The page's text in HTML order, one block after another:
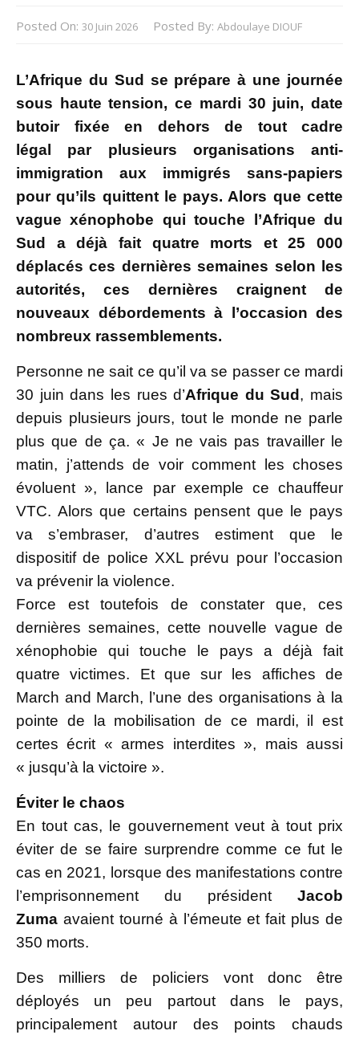
Posted On: 30 Juin 2026 Posted By: Abdoulaye DIOUF
L’Afrique du Sud se prépare à une journée
sous haute tension, ce mardi 30 juin, date
butoir fixée en dehors de tout cadre
légal par plusieurs organisations anti-
immigration aux immigrés sans-papiers
pour qu’ils quittent le pays. Alors que cette
vague xénophobe qui touche l’Afrique du
Sud a déjà fait quatre morts et 25 000
déplacés ces dernières semaines selon les
autorités, ces dernières craignent de
nouveaux débordements à l’occasion des
nombreux rassemblements.
Personne ne sait ce qu’il va se passer ce mardi
30 juin dans les rues d’Afrique du Sud , mais
depuis plusieurs jours, tout le monde ne parle
plus que de ça. « Je ne vais pas travailler le
matin, j’attends de voir comment les choses
évoluent », lance par exemple ce chauffeur
VTC. Alors que certains pensent que le pays
va s’embraser, d’autres estiment que le
dispositif de police XXL prévu pour l’occasion
va prévenir la violence.
Force est toutefois de constater que, ces
dernières semaines, cette nouvelle vague de
xénophobie qui touche le pays a déjà fait
quatre victimes. Et que sur les affiches de
March and March, l’une des organisations à la
pointe de la mobilisation de ce mardi, il est
certes écrit « armes interdites », mais aussi
« jusqu’à la victoire ».
Éviter le chaos
En tout cas, le gouvernement veut à tout prix
éviter de se faire surprendre comme ce fut le
cas en 2021, lorsque des manifestations contre
l’emprisonnement du président Jacob
Zuma avaient tourné à l’émeute et fait plus de
350 morts.
Des milliers de policiers vont donc être
déployés un peu partout dans le pays,
principalement autour des points chauds